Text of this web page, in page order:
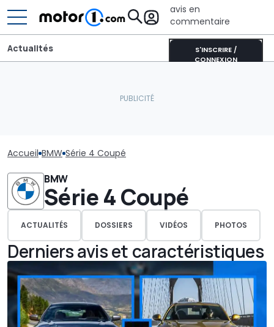
avis en
commentaire
S'INSCRIRE /
CONNEXION
Actualités
Accueil BMW Série 4 Coupé
BMW
Série 4 Coupé
ACTUALITÉS DOSSIERS VIDÉOS PHOTOS
Derniers avis et caractéristiques